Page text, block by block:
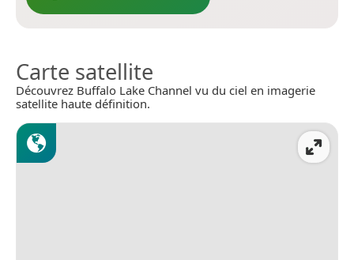
Carte satellite
Découvrez Buffalo Lake Channel vu du ciel en imagerie
satellite haute définition.